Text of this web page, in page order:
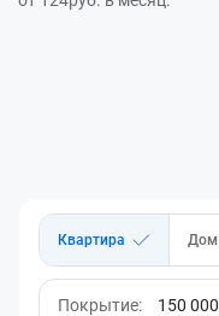
Квартира Дом
Покрытие: 150